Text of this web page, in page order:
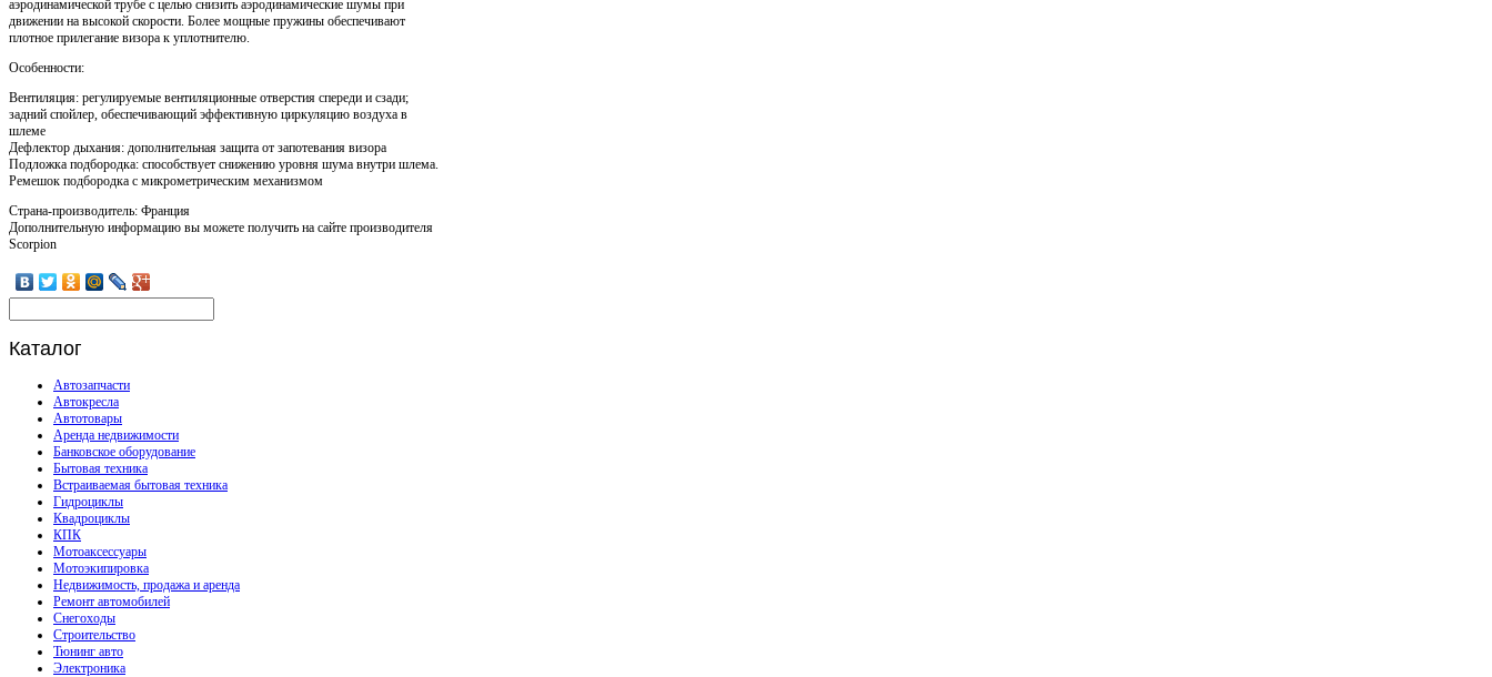
аэродинамической трубе с целью снизить аэродинамические шумы при
движении на высокой скорости. Более мощные пружины обеспечивают
плотное прилегание визора к уплотнителю.
Особенности:
Вентиляция: регулируемые вентиляционные отверстия спереди и сзади;
задний спойлер, обеспечивающий эффективную циркуляцию воздуха в
шлеме
Дефлектор дыхания: дополнительная защита от запотевания визора
Подложка подбородка: способствует снижению уровня шума внутри шлема.
Ремешок подбородка с микрометрическим механизмом
Страна-производитель: Франция
Дополнительную информацию вы можете получить на сайте производителя
Scorpion
Каталог
Автозапчасти
Автокресла
Автотовары
Аренда недвижимости
Банковское оборудование
Бытовая техника
Встраиваемая бытовая техника
Гидроциклы
Квадроциклы
КПК
Мотоаксессуары
Мотоэкипировка
Недвижимость, продажа и аренда
Ремонт автомобилей
Снегоходы
Строительство
Тюнинг авто
Электроника